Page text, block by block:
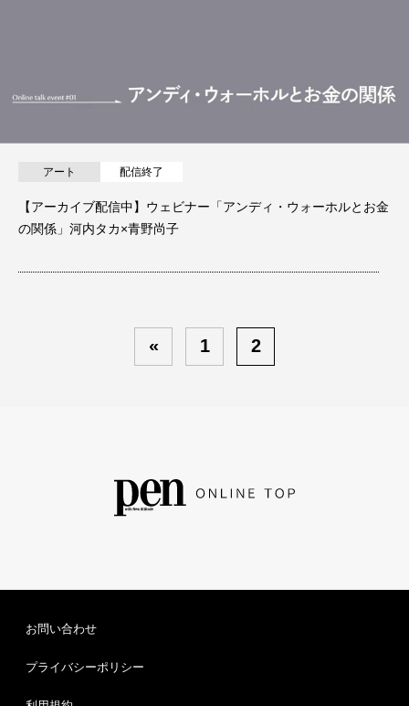
アート 配信終了
【アーカイブ配信中】ウェビナー「アンディ・ウォーホルとお金
の関係」河内タカ×青野尚子
« 1 2
お問い合わせ
プライバシーポリシー